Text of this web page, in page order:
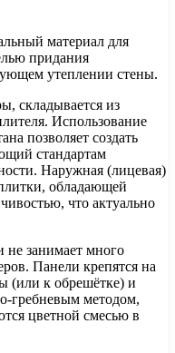
материал для
придания
утеплении стены.
складывается из
Использование
позволяет создать
стандартам
Наружная (лицевая)
обладающей
что актуально
занимает много
Панели крепятся на
(или к обрешётке) и
гребневым методом,
цветной смесью в